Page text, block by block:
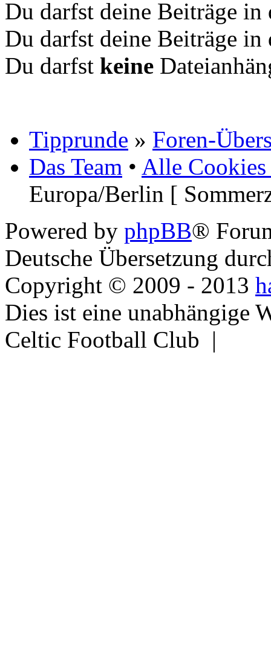
Du darfst deine Beiträge
Du darfst deine Beiträge
Du darfst keine
Tipprunde » Foren-
Das Team • Alle Cookies
Europa/Berlin [
Powered by phpBB®
Deutsche Übersetzung
Copyright © 2009 - 2013
Dies ist eine unabhängige
Celtic Football Club |